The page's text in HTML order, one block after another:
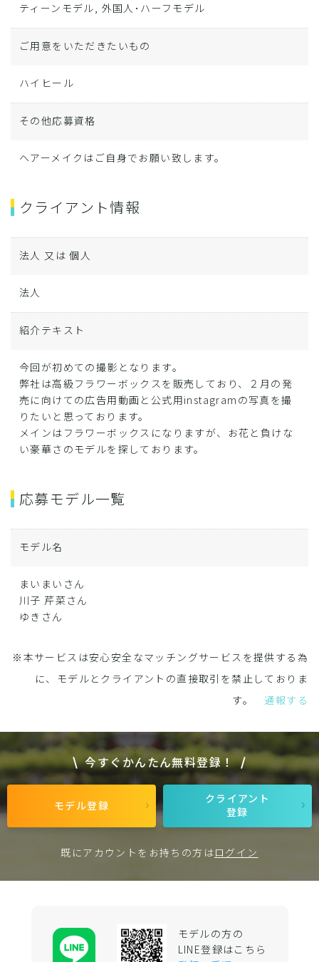
ティーンモデル, 外国人･ハーフモデル
ご用意をいただきたいもの
ハイヒール
その他応募資格
ヘアーメイクはご自身でお願い致します。
クライアント情報
法人 又は 個人
法人
紹介テキスト
今回が初めての撮影となります。
弊社は高級フラワーボックスを販売しており、２月の発
売に向けての広告用動画と公式用instagramの写真を撮
りたいと思っております。
メインはフラワーボックスになりますが、お花と負けな
い豪華さのモデルを探しております。
応募モデル一覧
モデル名
まいまいさん
川子 芹菜さん
ゆきさん
※本サービスは安心安全なマッチングサービスを提供する為
に、モデルとクライアントの直接取引を禁止しておりま
す。通報する
今すぐかんたん無料登録！
モデル登録
クライアント
登録
既にアカウントをお持ちの方はログイン
モデルの方の
LINE登録はこちら